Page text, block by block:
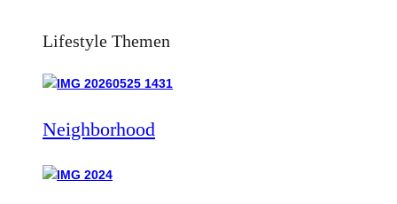
Lifestyle Themen
Neighborhood